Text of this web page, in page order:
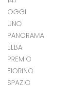
OGGI
UNO
PANORAMA
ELBA
PREMIO
FIORINO
SPAZIO